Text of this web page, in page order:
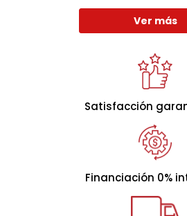
descanso que redefine el lujo y la
Diseñado con tecnología
innovación, diseño artesanal y
Ideal para quienes buscan
está disponible en versiones
combinación dúo, adaptándose
necesidades de descanso.
- Altura: 40 cm.
- Confort: Firme, Suave o Duo
Ver más
Satisfacción
Financiación 0%